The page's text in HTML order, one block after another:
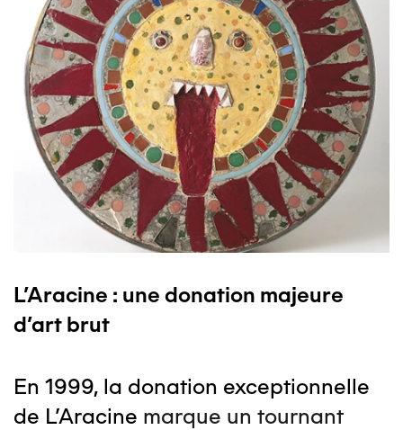
L’Aracine : une donation majeure
d’art brut
En 1999, la donation exceptionnelle
de L’Aracine marque un tournant